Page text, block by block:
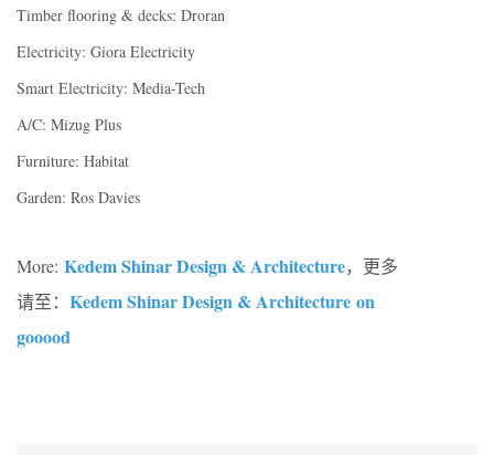
Timber flooring & decks: Droran
Electricity: Giora Electricity
Smart Electricity: Media-Tech
A/C: Mizug Plus
Furniture: Habitat
Garden: Ros Davies
More: Kedem Shinar Design & Architecture，更多
请至： Kedem Shinar Design & Architecture on
gooood